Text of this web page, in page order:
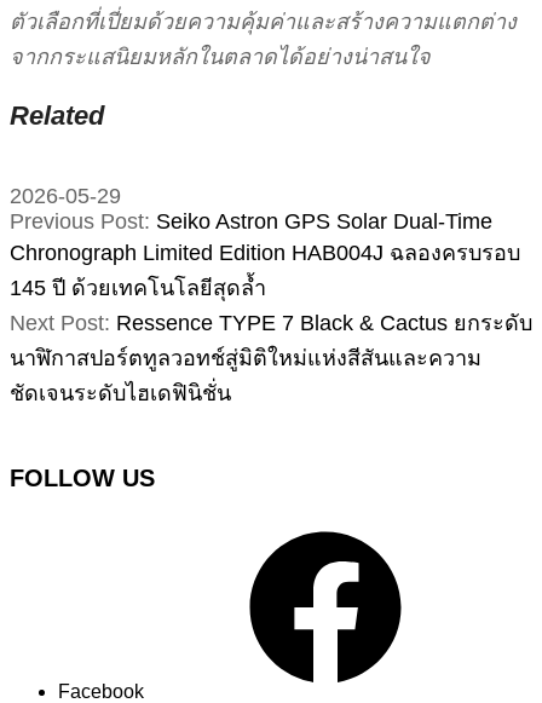
ตัวเลือกที่เปี่ยมด้วยความคุ้มค่าและสร้างความแตกต่าง
จากกระแสนิยมหลักในตลาดได้อย่างน่าสนใจ
Related
2026-05-29
Previous Post: Seiko Astron GPS Solar Dual-Time
Chronograph Limited Edition HAB004J ฉลองครบรอบ
145 ปี ด้วยเทคโนโลยีสุดล้ำ
Next Post: Ressence TYPE 7 Black & Cactus ยกระดับ
นาฬิกาสปอร์ตทูลวอทช์สู่มิติใหม่แห่งสีสันและความ
ชัดเจนระดับไฮเดฟินิชั่น
FOLLOW US
Facebook